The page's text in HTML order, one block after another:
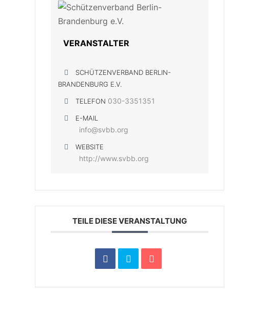
VERANSTALTER
SCHÜTZENVERBAND BERLIN-
BRANDENBURG E.V.
TELEFON 030-3351351
E-MAIL
info@svbb.org
WEBSITE
http://www.svbb.org
TEILE DIESE VERANSTALTUNG